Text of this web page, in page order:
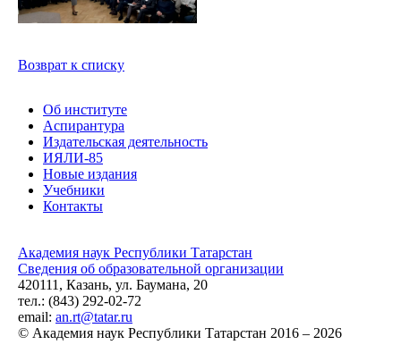
Возврат к списку
Об институте
Аспирантура
Издательская деятельность
ИЯЛИ-85
Новые издания
Учебники
Контакты
Академия наук Республики Татарстан
Сведения об образовательной организации
420111, Казань, ул. Баумана, 20
тел.: (843) 292-02-72
email: an.rt@tatar.ru
© Академия наук Республики Татарстан 2016 – 2026